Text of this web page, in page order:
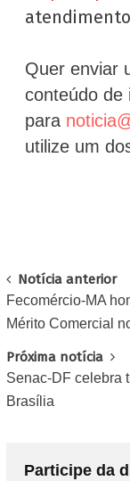
Quer enviar
conteúdo de
para
utilize um
Post
navigation
Notícia anterior
Fecomércio-MA
Mérito Comercial
Próxima notícia
Senac-DF celebra
Brasília
Participe da